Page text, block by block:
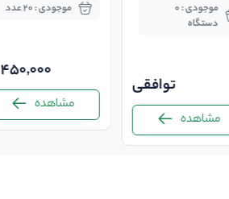
موجودی : 0
دستگاه
توافقی
مشاهده
موجودی : 20 عدد
450,000
مشاهده